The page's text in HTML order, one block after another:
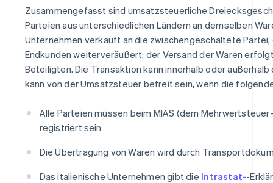
Zusammengefasst sind umsatzsteuerliche
Parteien aus unterschiedlichen Ländern an demselben
Unternehmen verkauft an die zwischengeschaltete Partei,
Endkunden weiterveräußert; der Versand der Waren
Beteiligten. Die Transaktion kann innerhalb oder
kann von der Umsatzsteuer befreit sein, wenn die
Alle Parteien müssen beim MIAS (dem
registriert sein
Die Übertragung von Waren wird durch
Das italienische Unternehmen gibt die Intrastat--